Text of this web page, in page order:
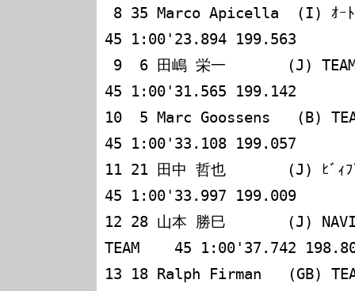
45 1:00'23.894 199.563
45 1:00'31.565 199.142
10  5 Marc Goossens   (B)
45 1:00'33.108 199.057
11 21 田中 哲也       (J) ﾋﾞｨﾌﾞ
45 1:00'33.997 199.009
12 28 山本 勝巳       (J) NAVI
TEAM    45 1:00'37.742
13 18 Ralph Firman   (GB)